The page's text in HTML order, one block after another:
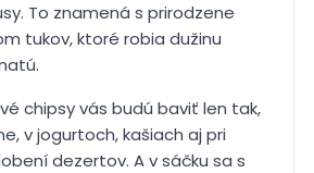
To znamená s prirodzene
tukov, ktoré robia dužinu
chipsy vás budú baviť len tak,
v jogurtoch, kašiach aj pri
dezertov. A v sáčku sa s